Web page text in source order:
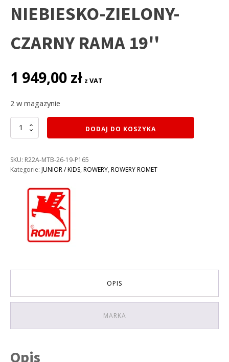
NIEBIESKO-ZIELONY-
CZARNY RAMA 19''
1 949,00 zł z VAT
2 w magazynie
ilość
ROWER
R6.1
JR
NIEBIESKO-
CZARNY
DODAJ DO KOSZYKA
SKU: R22A-MTB-26-19-P165
Kategorie: JUNIOR / KIDS, ROWERY, ROWERY ROMET
OPIS
MARKA
Opis